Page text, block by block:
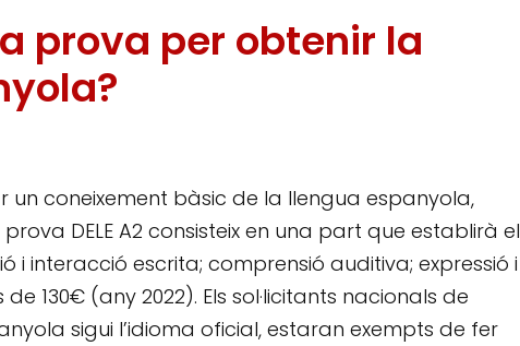
prova per obtenir la
coneixement bàsic de la llengua espanyola,
DELE A2 consisteix en una part que establirà el
i interacció escrita; comprensió auditiva; expressió i
130€ (any 2022). Els sol·licitants nacionals de
sigui l’idioma oficial, estaran exempts de fer